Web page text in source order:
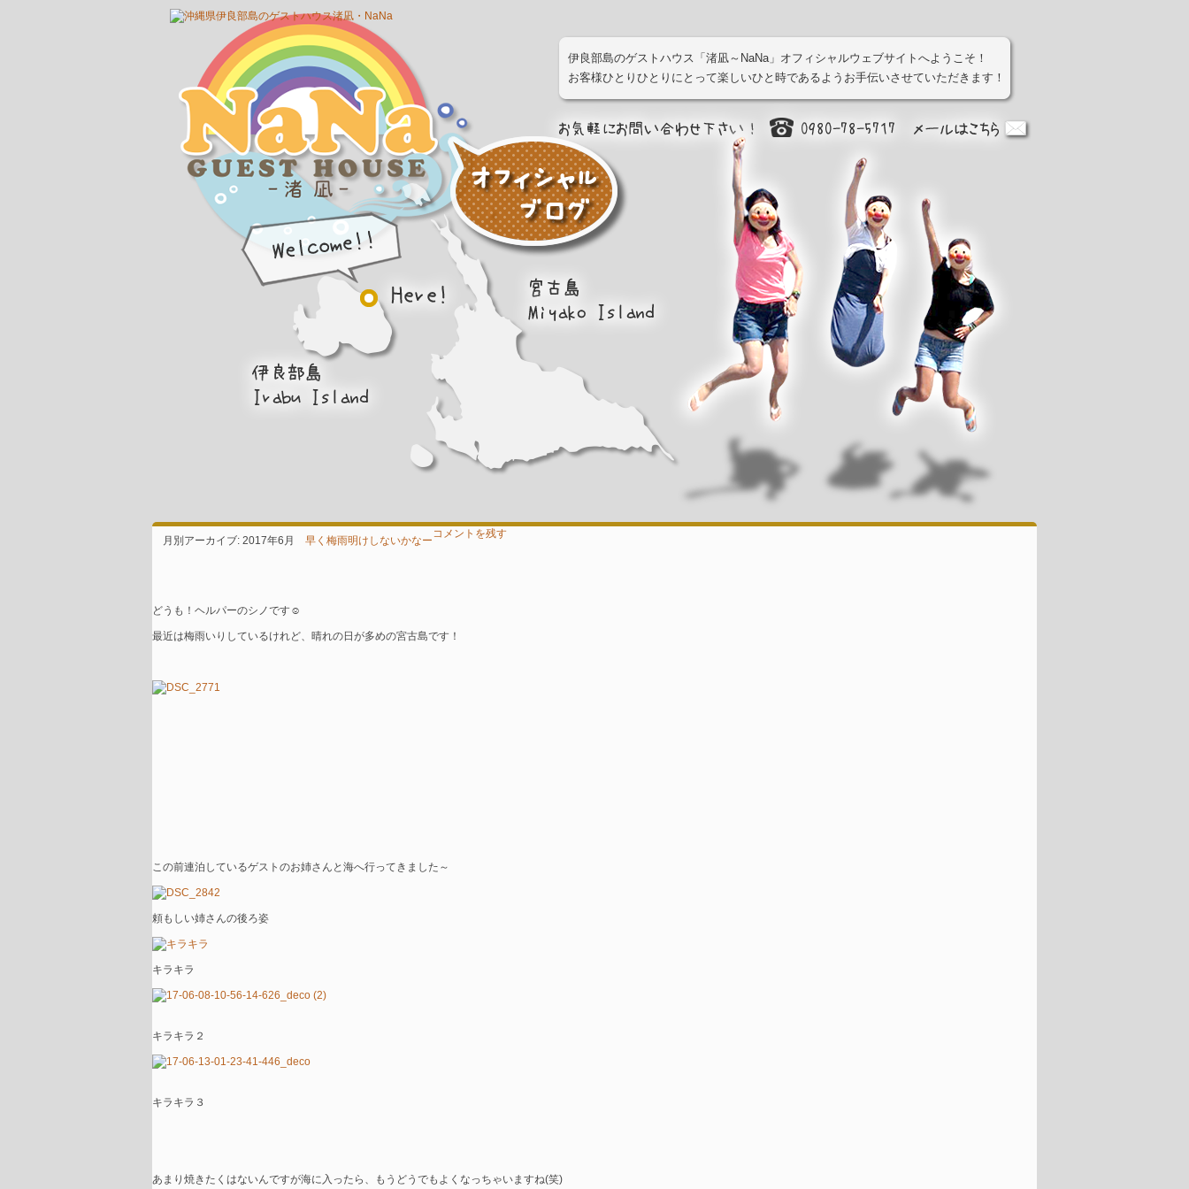
伊良部島のゲストハウス「渚凪～NaNa」オフィシャルウェブサイトへようこそ！
お客様ひとりひとりにとって楽しいひと時であるようお手伝いさせていただきます！
月別アーカイブ: 2017年6月 早く梅雨明けしないかなー
コメントを残す
どうも！ヘルパーのシノです☺
最近は梅雨いりしているけれど、晴れの日が多めの宮古島です！
この前連泊しているゲストのお姉さんと海へ行ってきました～
頼もしい姉さんの後ろ姿
キラキラ
キラキラ２
キラキラ３
あまり焼きたくはないんですが海に入ったら、もうどうでもよくなっちゃいますね(笑)